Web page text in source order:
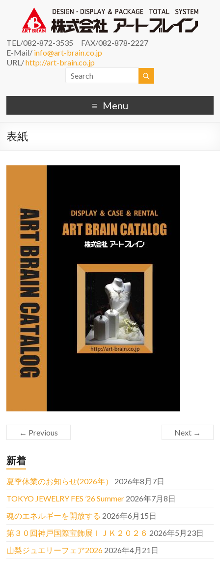
TEL/082-872-3535 FAX/082-878-2227
E-Mail/ info@art-brain.co.jp
URL/http://art-brain.co.jp
Menu
表紙
← Previous Next →
新着
夏季休業のお知らせ(2026年）
2026年8月7日
TOKYO JEWELRY FES ’26 Summer 2026年7月8日
魂のエネルギーを開放する 2026年6月15日
第３０回神戸国際宝飾展ＩＪＫ２０２６ 2026年5月23日
山梨ジュエリーフェア2026 2026年4月21日